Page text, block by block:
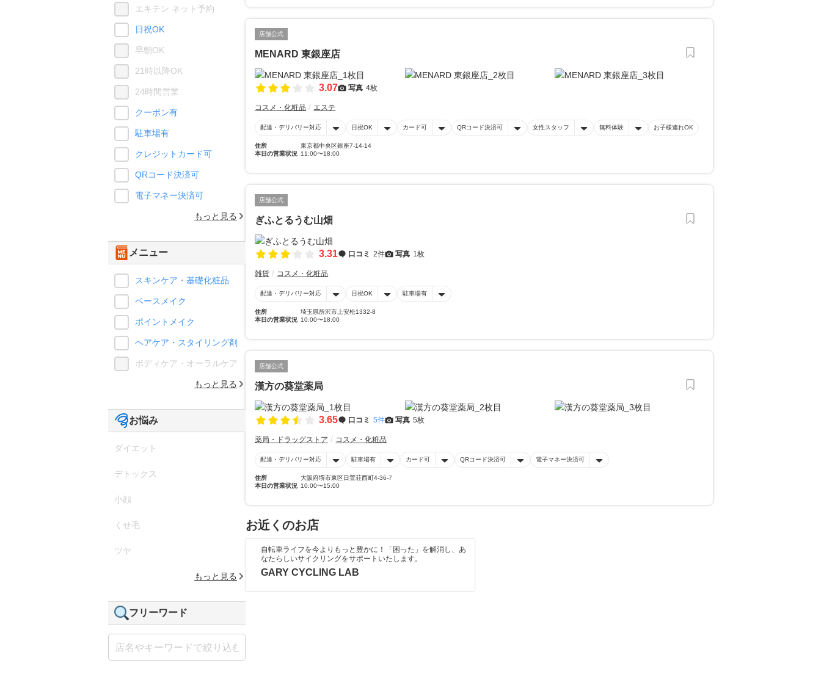
店舗公式
MENARD 東銀座店
3.07 写真 4枚
コスメ・化粧品 エステ
配達・デリバリー対応 日祝OK カード可 QRコード決済可 女性スタッフ 無料体験 お子様連れOK
住所
東京都中央区銀座7-14-14
本日の営業状況 11:00〜18:00
店舗公式
ぎふとるうむ山畑
3.31 口コミ 2件 写真 1枚
雑貨 コスメ・化粧品
配達・デリバリー対応 日祝OK 駐車場有
住所
埼玉県所沢市上安松1332-8
本日の営業状況 10:00〜18:00
店舗公式
漢方の葵堂薬局
3.65 口コミ 5件 写真 5枚
薬局・ドラッグストア コスメ・化粧品
配達・デリバリー対応 駐車場有 カード可 QRコード決済可 電子マネー決済可
住所
大阪府堺市東区日置荘西町4-36-7
本日の営業状況 10:00〜15:00
お近くのお店
自転車ライフを今よりもっと豊かに！「困った」を解消し、あ
なたらしいサイクリングをサポートいたします。
GARY CYCLING LAB
エキテン ネット予約
日祝OK
早朝OK
21時以降OK
24時間営業
クーポン有
駐車場有
クレジットカード可
QRコード決済可
電子マネー決済可
もっと見る
メニュー
スキンケア・基礎化粧品
ベースメイク
ポイントメイク
ヘアケア・スタイリング剤
ボディケア・オーラルケア
もっと見る
お悩み
ダイエット
デトックス
小顔
くせ毛
ツヤ
もっと見る
フリーワード